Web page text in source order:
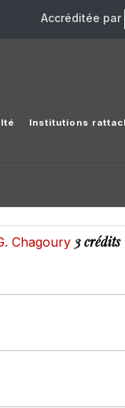
Accréditée par
Institutions
Chagoury 3 crédits